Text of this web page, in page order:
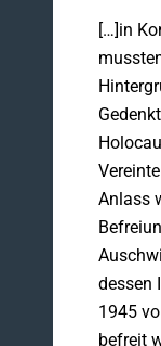
[…]in
Anlass
dessen
1945
befreit